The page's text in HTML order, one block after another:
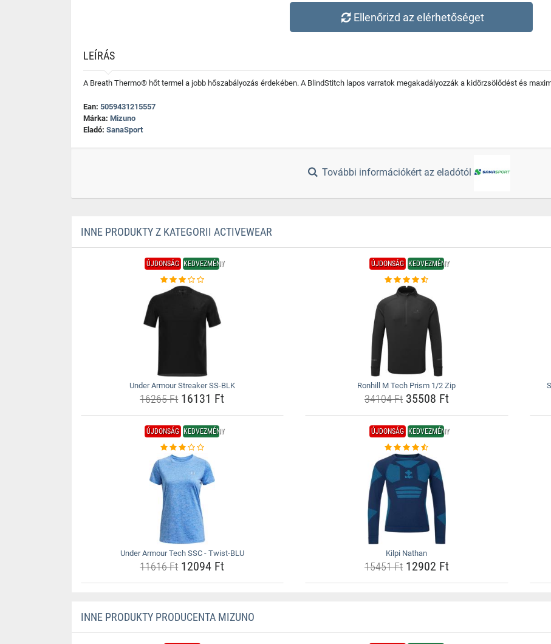
Ellenőrizd az elérhetőséget
LEÍRÁS
A Breath Thermo® hőt termel a jobb hőszabályozás érdekében. A BlindStitch lapos varratok megakadályozzák a kidörzsölődést és
Ean: 5059431215557
Márka: Mizuno
Eladó: SanaSport
További információkért az eladótól
INNE PRODUKTY Z KATEGORII ACTIVEWEAR
ÚJDONSÁG KEDVEZMÉNY
Under Armour Streaker SS-BLK
16265 Ft16131 Ft
ÚJDONSÁG KEDVEZMÉNY
Ronhill M Tech Prism 1/2 Zip
34104 Ft35508 Ft
ÚJDONSÁG KEDVEZMÉNY
Under Armour Tech SSC - Twist-BLU
11616 Ft12094 Ft
ÚJDONSÁG KEDVEZMÉNY
Kilpi Nathan
15451 Ft12902 Ft
INNE PRODUKTY PRODUCENTA MIZUNO